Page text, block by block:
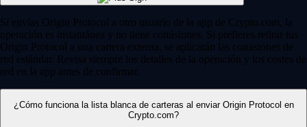
Si envías Origin Protocol a otro usuario de la app de Crypto.com, la
operación es instantánea y no tiene comisiones. Si prefieres retirar tus
Origin Protocol a una cartera externa, se aplicarán las comisiones de
red estándar. Revisa siempre los detalles de la operación y los costes de
red en la app antes de confirmar.
¿Cómo funciona la lista blanca de carteras al enviar Origin Protocol en
Crypto.com?